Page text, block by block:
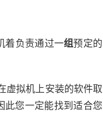
着负责通过一组预定的
虚拟机上安装的软件取
此您一定能找到适合您